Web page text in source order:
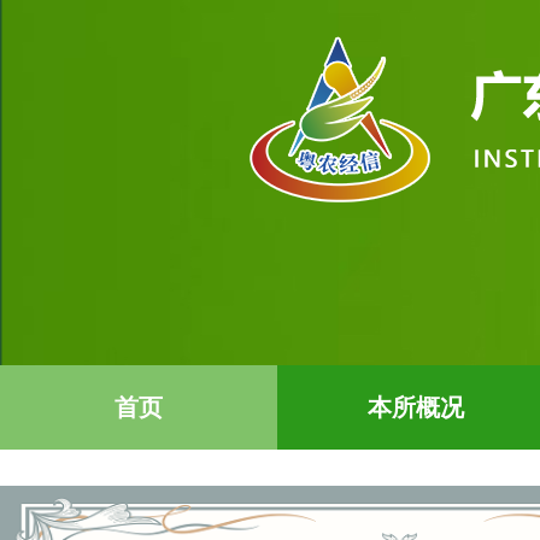
首页 本所概况